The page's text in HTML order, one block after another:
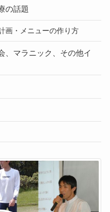
の話題
画・メニューの作り方
、マラニック、その他イ